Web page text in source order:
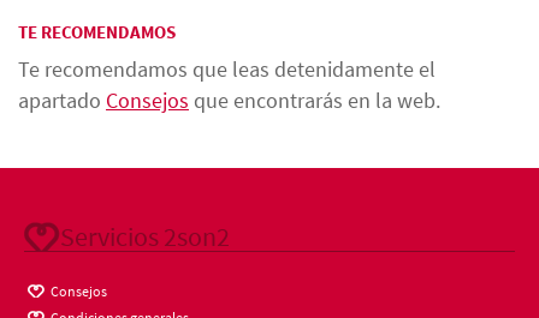
TE RECOMENDAMOS
Te recomendamos que leas detenidamente el
apartado Consejos que encontrarás en la web.
Servicios 2son2
Consejos